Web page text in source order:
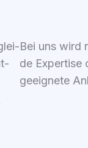
Bei uns wird
de Exper­ti­se
geeig­ne­te